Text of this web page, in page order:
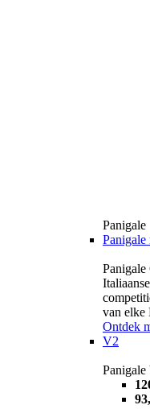
Panigale
Panigale
Panigale
van elke
Ontdek
V2
Panigale